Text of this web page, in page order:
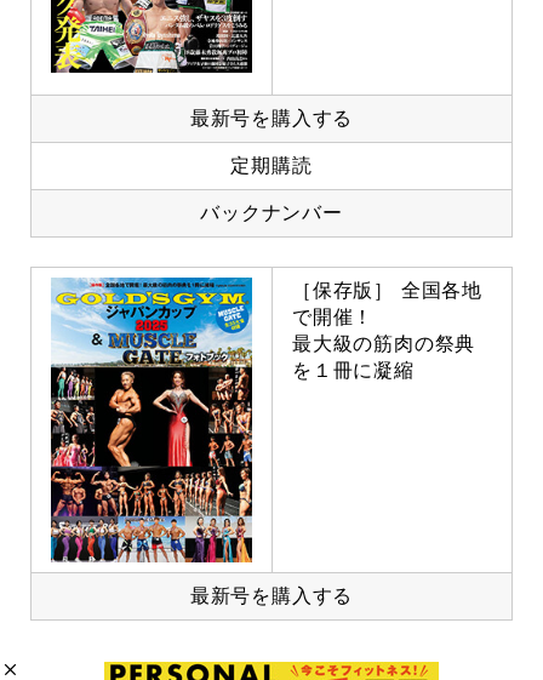
最新号を購入する
定期購読
バックナンバー
［保存版］ 全国各地
で開催！
最大級の筋肉の祭典
を１冊に凝縮
最新号を購入する